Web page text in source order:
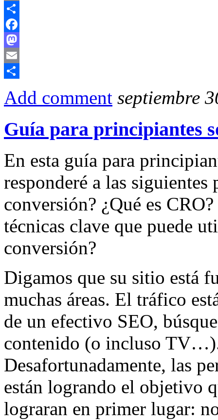
Email
Compartir
Facebook
Mastodon
Email
Add comment septiembre
Guía para principiantes
En esta guía para
responderé a las siguientes
conversión? ¿Qué es
técnicas clave que puede
conversión?
Digamos que su sitio está
muchas áreas. El tráfico
de un efectivo SEO,
contenido (o incluso
Desafortunadamente, las
están logrando el objetivo
lograran en primer lugar: